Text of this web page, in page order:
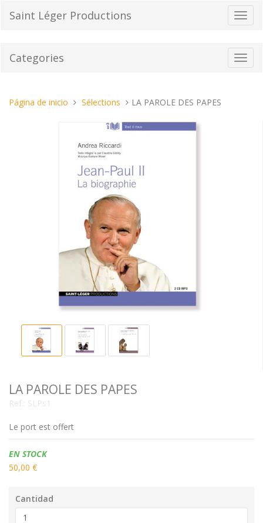
el
de
Saint Léger Productions
Categories
Estas
Página de inicio Sélections LA PAROLE DES PAPES
LA PAROLE DES PAPES
Ref.: SLPs1
Le port est offert
Disponibilidad:
EN STOCK
50,00 €
Cantidad